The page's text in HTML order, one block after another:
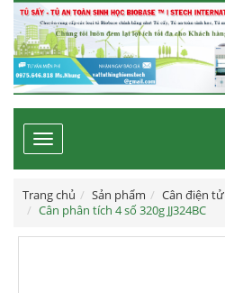
Toggle
navigation
Trang chủ Sản phẩm
Cân điện tử
Cân phân tích 4 số 320g JJ324BC